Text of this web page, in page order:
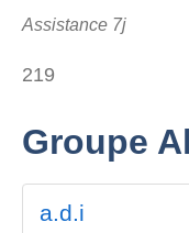
Assistance 7j
219
Groupe
a.d.i